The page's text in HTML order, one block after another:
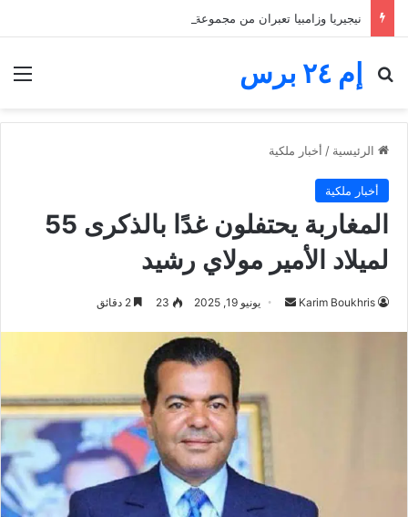
إم ٢٤ برس
بحث عن
الرئيسية / أخبار ملكية
أخبار ملكية
المغاربة يحتفلون غدًا بالذكرى 55
لميلاد الأمير مولاي رشيد
Karim Boukhris
أرسل يونيو 19, 2025 23